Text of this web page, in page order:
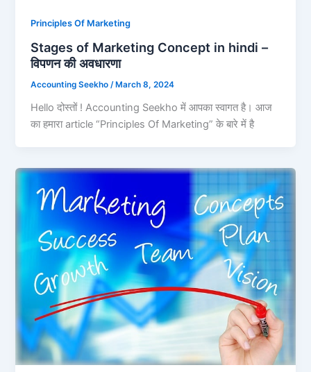
Principles Of Marketing
Stages of Marketing Concept in hindi –
विपणन की अवधारणा
Accounting Seekho /March 8, 2024
Hello दोस्तों ! Accounting Seekho में आपका स्वागत है। आज
का हमारा article “Principles Of Marketing” के बारे में है